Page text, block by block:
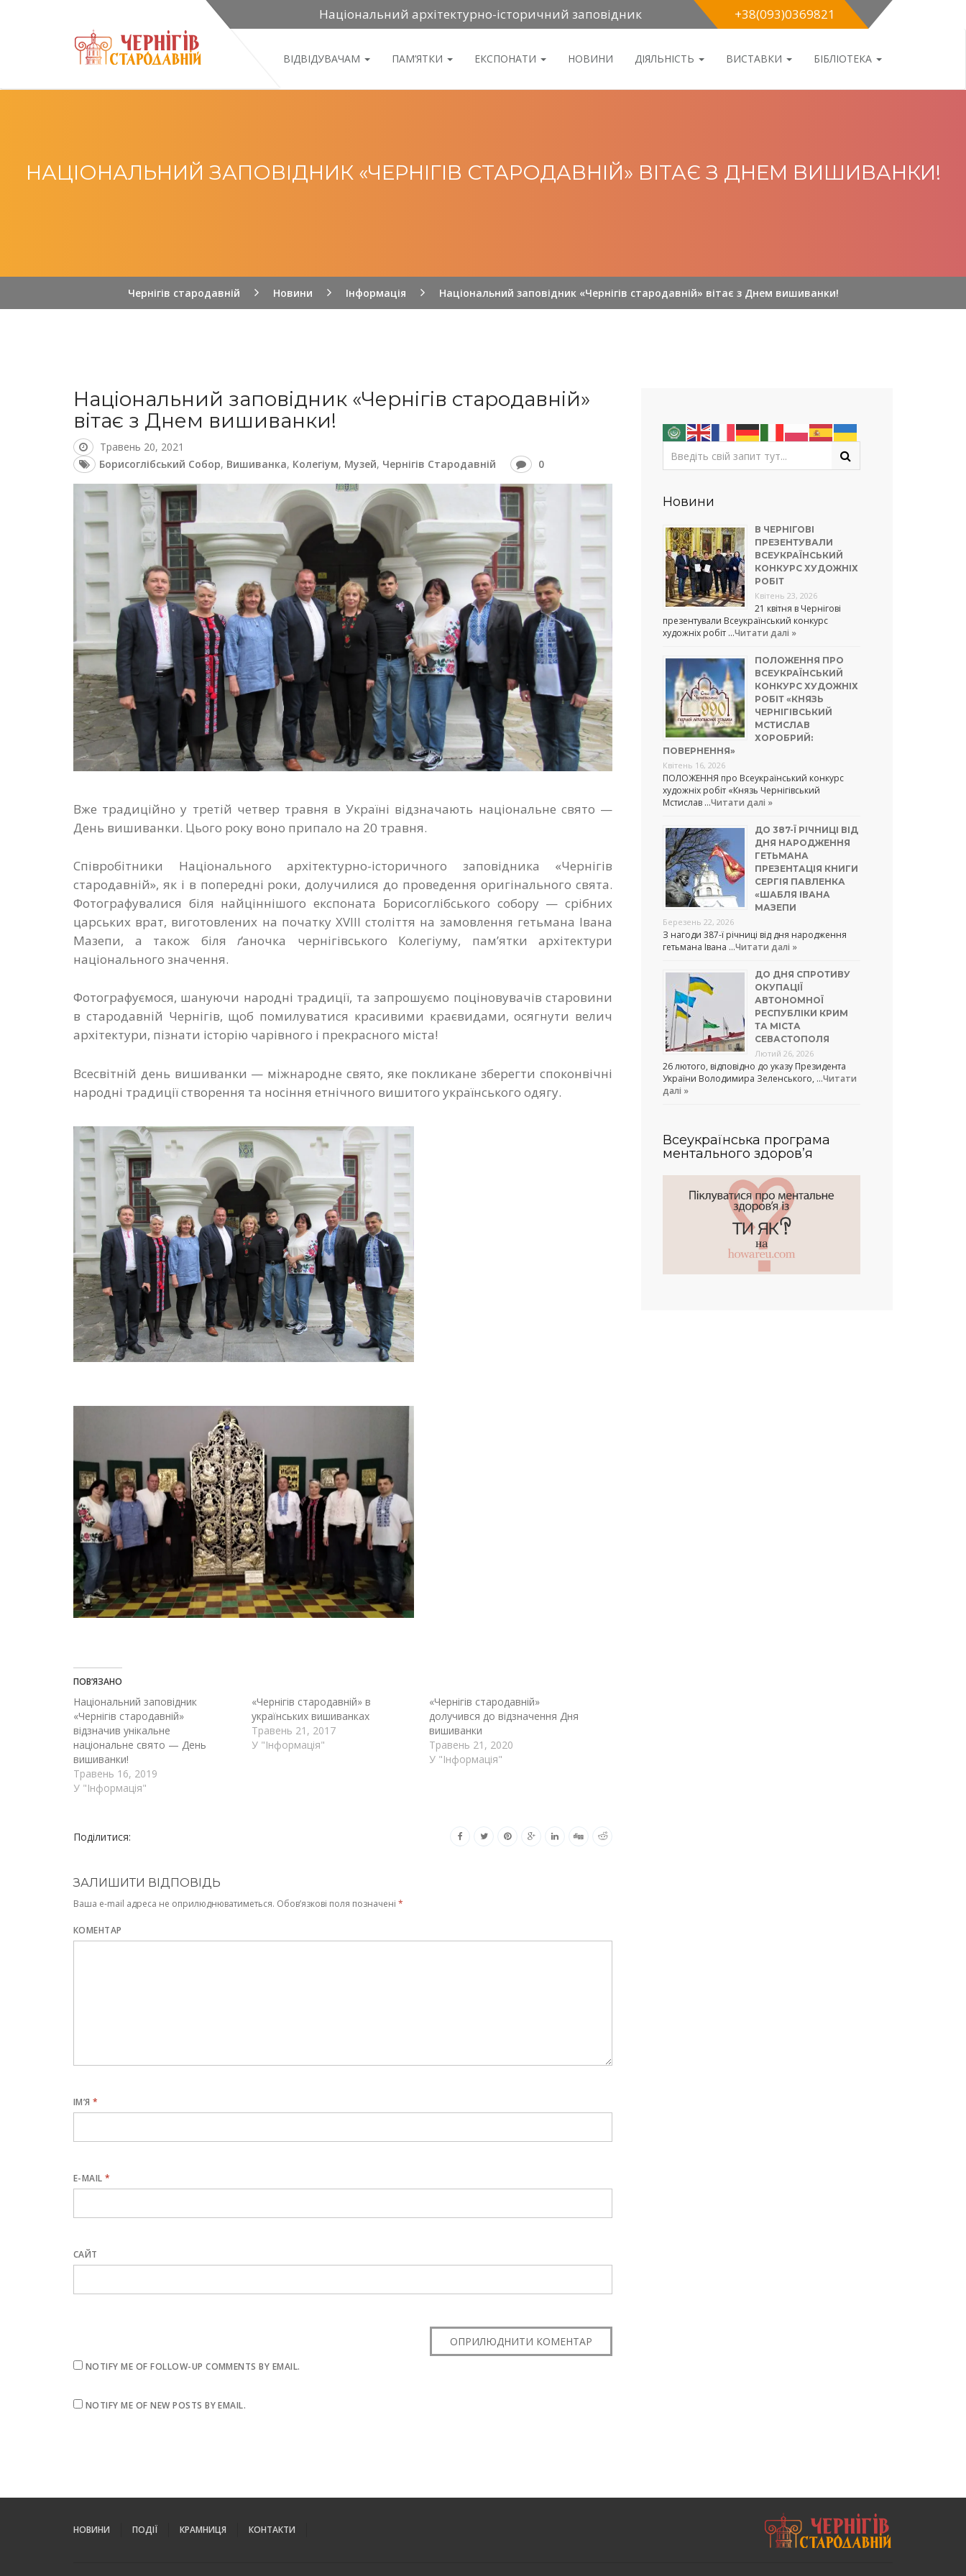
Національний архітектурно-історичний заповідник +38(093)0369821
ВІДВІДУВАЧАМ ПАМ’ЯТКИ ЕКСПОНАТИ НОВИНИ ДІЯЛЬНІСТЬ ВИСТАВКИ БІБЛІОТЕКА
НАЦІОНАЛЬНИЙ ЗАПОВІДНИК «ЧЕРНІГІВ СТАРОДАВНІЙ» ВІТАЄ З ДНЕМ ВИШИВАНКИ!
Чернігів стародавній Новини Інформація Національний заповідник «Чернігів стародавній» вітає з Днем вишиванки!
Національний заповідник «Чернігів стародавній»
вітає з Днем вишиванки!
Травень 20, 2021
Борисоглібський Собор, Вишиванка, Колегіум, Музей, Чернігів Стародавній 0
Вже традиційно у третій четвер травня в Україні відзначають національне свято —
День вишиванки. Цього року воно припало на 20 травня.
Співробітники Національного архітектурно-історичного заповідника «Чернігів
стародавній», як і в попередні роки, долучилися до проведення оригінального свята.
Фотографувалися біля найціннішого експоната Борисоглібського собору — срібних
царських врат, виготовлених на початку ХVІІІ століття на замовлення гетьмана Івана
Мазепи, а також біля ґаночка чернігівського Колегіуму, пам’ятки архітектури
національного значення.
Фотографуємося, шануючи народні традиції, та запрошуємо поціновувачів старовини
в стародавній Чернігів, щоб помилуватися красивими краєвидами, осягнути велич
архітектури, пізнати історію чарівного і прекрасного міста!
Всесвітній день вишиванки — міжнародне свято, яке покликане зберегти споконвічні
народні традиції створення та носіння етнічного вишитого українського одягу.
ПОВ’ЯЗАНО
Національний заповідник
«Чернігів стародавній»
відзначив унікальне
національне свято — День
вишиванки!
Травень 16, 2019
У "Інформація"
«Чернігів стародавній» в
українських вишиванках
Травень 21, 2017
У "Інформація"
«Чернігів стародавній»
долучився до відзначення Дня
вишиванки
Травень 21, 2020
У "Інформація"
Поділитися:
ЗАЛИШИТИ ВІДПОВІДЬ
Ваша e-mail адреса не оприлюднюватиметься. Обов’язкові поля позначені *
КОМЕНТАР
ІМ’Я*
E-MAIL*
САЙТ
NOTIFY ME OF FOLLOW-UP COMMENTS BY EMAIL.
NOTIFY ME OF NEW POSTS BY EMAIL.
Новини
В ЧЕРНІГОВІ
ПРЕЗЕНТУВАЛИ
ВСЕУКРАЇНСЬКИЙ
КОНКУРС ХУДОЖНІХ
РОБІТ
Квітень 23, 2026
21 квітня в Чернігові
презентували Всеукраїнський конкурс
художніх робіт …Читати далі »
ПОЛОЖЕННЯ ПРО
ВСЕУКРАЇНСЬКИЙ
КОНКУРС ХУДОЖНІХ
РОБІТ «КНЯЗЬ
ЧЕРНІГІВСЬКИЙ
МСТИСЛАВ
ХОРОБРИЙ:
ПОВЕРНЕННЯ»
Квітень 16, 2026
ПОЛОЖЕННЯ про Всеукраїнський конкурс
художніх робіт «Князь Чернігівський
Мстислав …Читати далі »
ДО 387-Ї РІЧНИЦІ ВІД
ДНЯ НАРОДЖЕННЯ
ГЕТЬМАНА
ПРЕЗЕНТАЦІЯ КНИГИ
СЕРГІЯ ПАВЛЕНКА
«ШАБЛЯ ІВАНА
МАЗЕПИ
Березень 22, 2026
З нагоди 387-ї річниці від дня народження
гетьмана Івана …Читати далі »
ДО ДНЯ СПРОТИВУ
ОКУПАЦІЇ
АВТОНОМНОЇ
РЕСПУБЛІКИ КРИМ
ТА МІСТА
СЕВАСТОПОЛЯ
Лютий 26, 2026
26 лютого, відповідно до указу Президента
України Володимира Зеленського, …Читати
далі »
Всеукраїнська програма
ментального здоров’я
НОВИНИ ПОДІЇ КРАМНИЦЯ КОНТАКТИ